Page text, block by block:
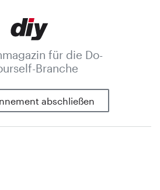
für die Do-
Branche
abschließen